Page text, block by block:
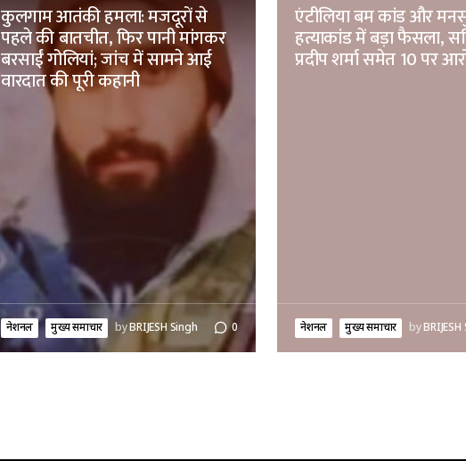
कुलगाम आतंकी हमला: मजदूरों से
पहले की बातचीत, फिर पानी मांगकर
बरसाईं गोलियां; जांच में सामने आई
वारदात की पूरी कहानी
नेशनल मुख्य समाचार byBRIJESH Singh 0
एंटीलिया बम कांड और
हत्याकांड में बड़ा फैसला,
प्रदीप शर्मा समेत 10 पर
नेशनल मुख्य समाचार by